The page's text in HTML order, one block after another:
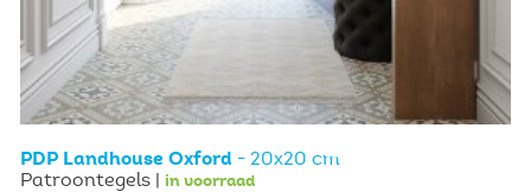
PDP Landhouse Oxford - 20x20 cm
Patroontegels | in voorraad